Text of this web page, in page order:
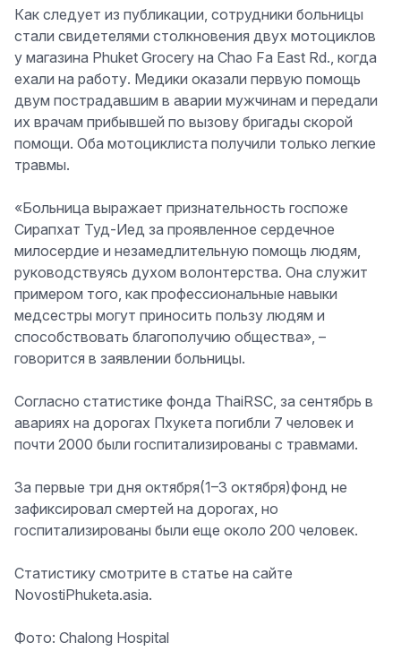
Как следует из публикации, сотрудники больницы
стали свидетелями столкновения двух мотоциклов
у магазина Phuket Grocery на Chao Fa East Rd., когда
ехали на работу. Медики оказали первую помощь
двум пострадавшим в аварии мужчинам и передали
их врачам прибывшей по вызову бригады скорой
помощи. Оба мотоциклиста получили только легкие
травмы.
«Больница выражает признательность госпоже
Сирапхат Туд-Иед за проявленное сердечное
милосердие и незамедлительную помощь людям,
руководствуясь духом волонтерства. Она служит
примером того, как профессиональные навыки
медсестры могут приносить пользу людям и
способствовать благополучию общества», –
говорится в заявлении больницы.
Согласно статистике фонда ThaiRSC, за сентябрь в
авариях на дорогах Пхукета погибли 7 человек и
почти 2000 были госпитализированы с травмами.
За первые три дня октября(1–3 октября)фонд не
зафиксировал смертей на дорогах, но
госпитализированы были еще около 200 человек.
Статистику смотрите в статье на сайте
NovostiPhuketa.asia.
Фото: Chalong Hospital